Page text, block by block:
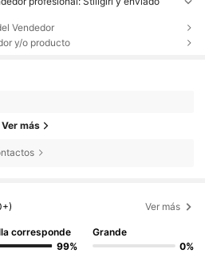
Vendedor
y/o producto
Ver más
Ver más
corresponde
99%
Grande
0%